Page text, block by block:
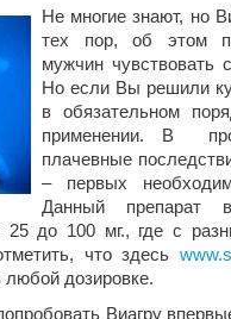
Не многие знают, но
тех пор, об этом
мужчин чувствовать
Но если Вы решили
в обязательном
применении. В
плачевные
– первых
Данный препарат
до 100 мг., где с
что здесь
любой дозировке.
Виагру